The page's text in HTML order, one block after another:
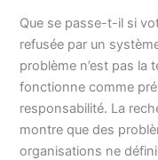
Que se passe-t-il si
refusée par un
problème n’est pas
fonctionne comme
responsabilité. La
montre que des
organisations ne